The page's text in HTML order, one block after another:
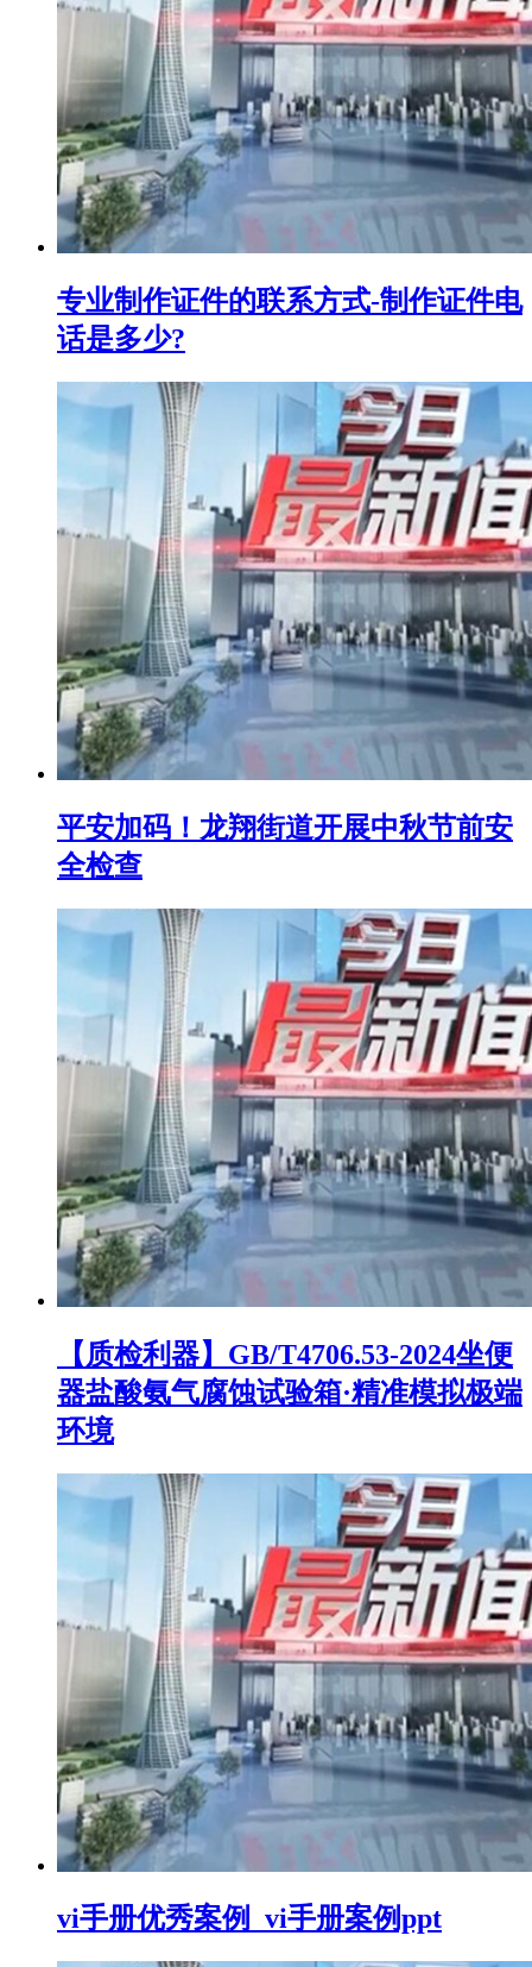
专业制作证件的联系方式-制作证件电
话是多少?
平安加码！龙翔街道开展中秋节前安
全检查
【质检利器】GB/T4706.53-2024坐便
器盐酸氨气腐蚀试验箱·精准模拟极端
环境
vi手册优秀案例_vi手册案例ppt